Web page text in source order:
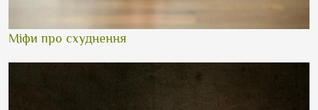
Міфи про схуднення